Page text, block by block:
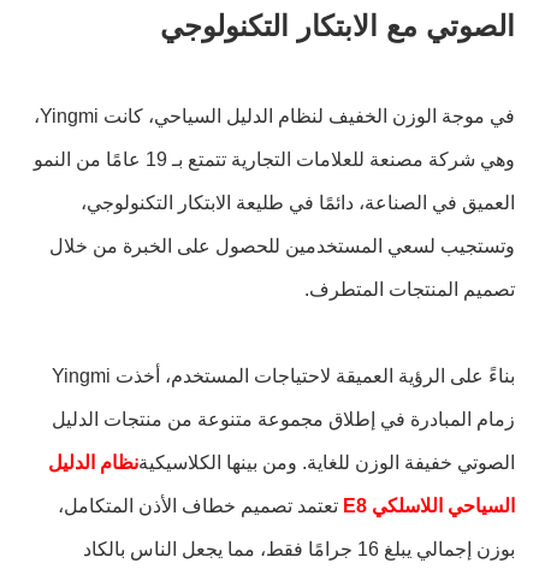
الصوتي مع الابتكار التكنولوجي
في موجة الوزن الخفيف لنظام الدليل السياحي، كانت Yingmi،
وهي شركة مصنعة للعلامات التجارية تتمتع بـ 19 عامًا من النمو
العميق في الصناعة، دائمًا في طليعة الابتكار التكنولوجي،
وتستجيب لسعي المستخدمين للحصول على الخبرة من خلال
تصميم المنتجات المتطرف.
بناءً على الرؤية العميقة لاحتياجات المستخدم، أخذت Yingmi
زمام المبادرة في إطلاق مجموعة متنوعة من منتجات الدليل
الصوتي خفيفة الوزن للغاية. ومن بينها الكلاسيكيةنظام الدليل
السياحي اللاسلكي E8 تعتمد تصميم خطاف الأذن المتكامل،
بوزن إجمالي يبلغ 16 جرامًا فقط، مما يجعل الناس بالكاد